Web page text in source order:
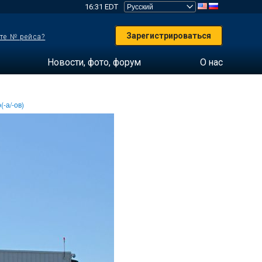
16:31 EDT
№ рейса? Зарегистрироваться
Новости, фото, форум О нас
а/-ов)